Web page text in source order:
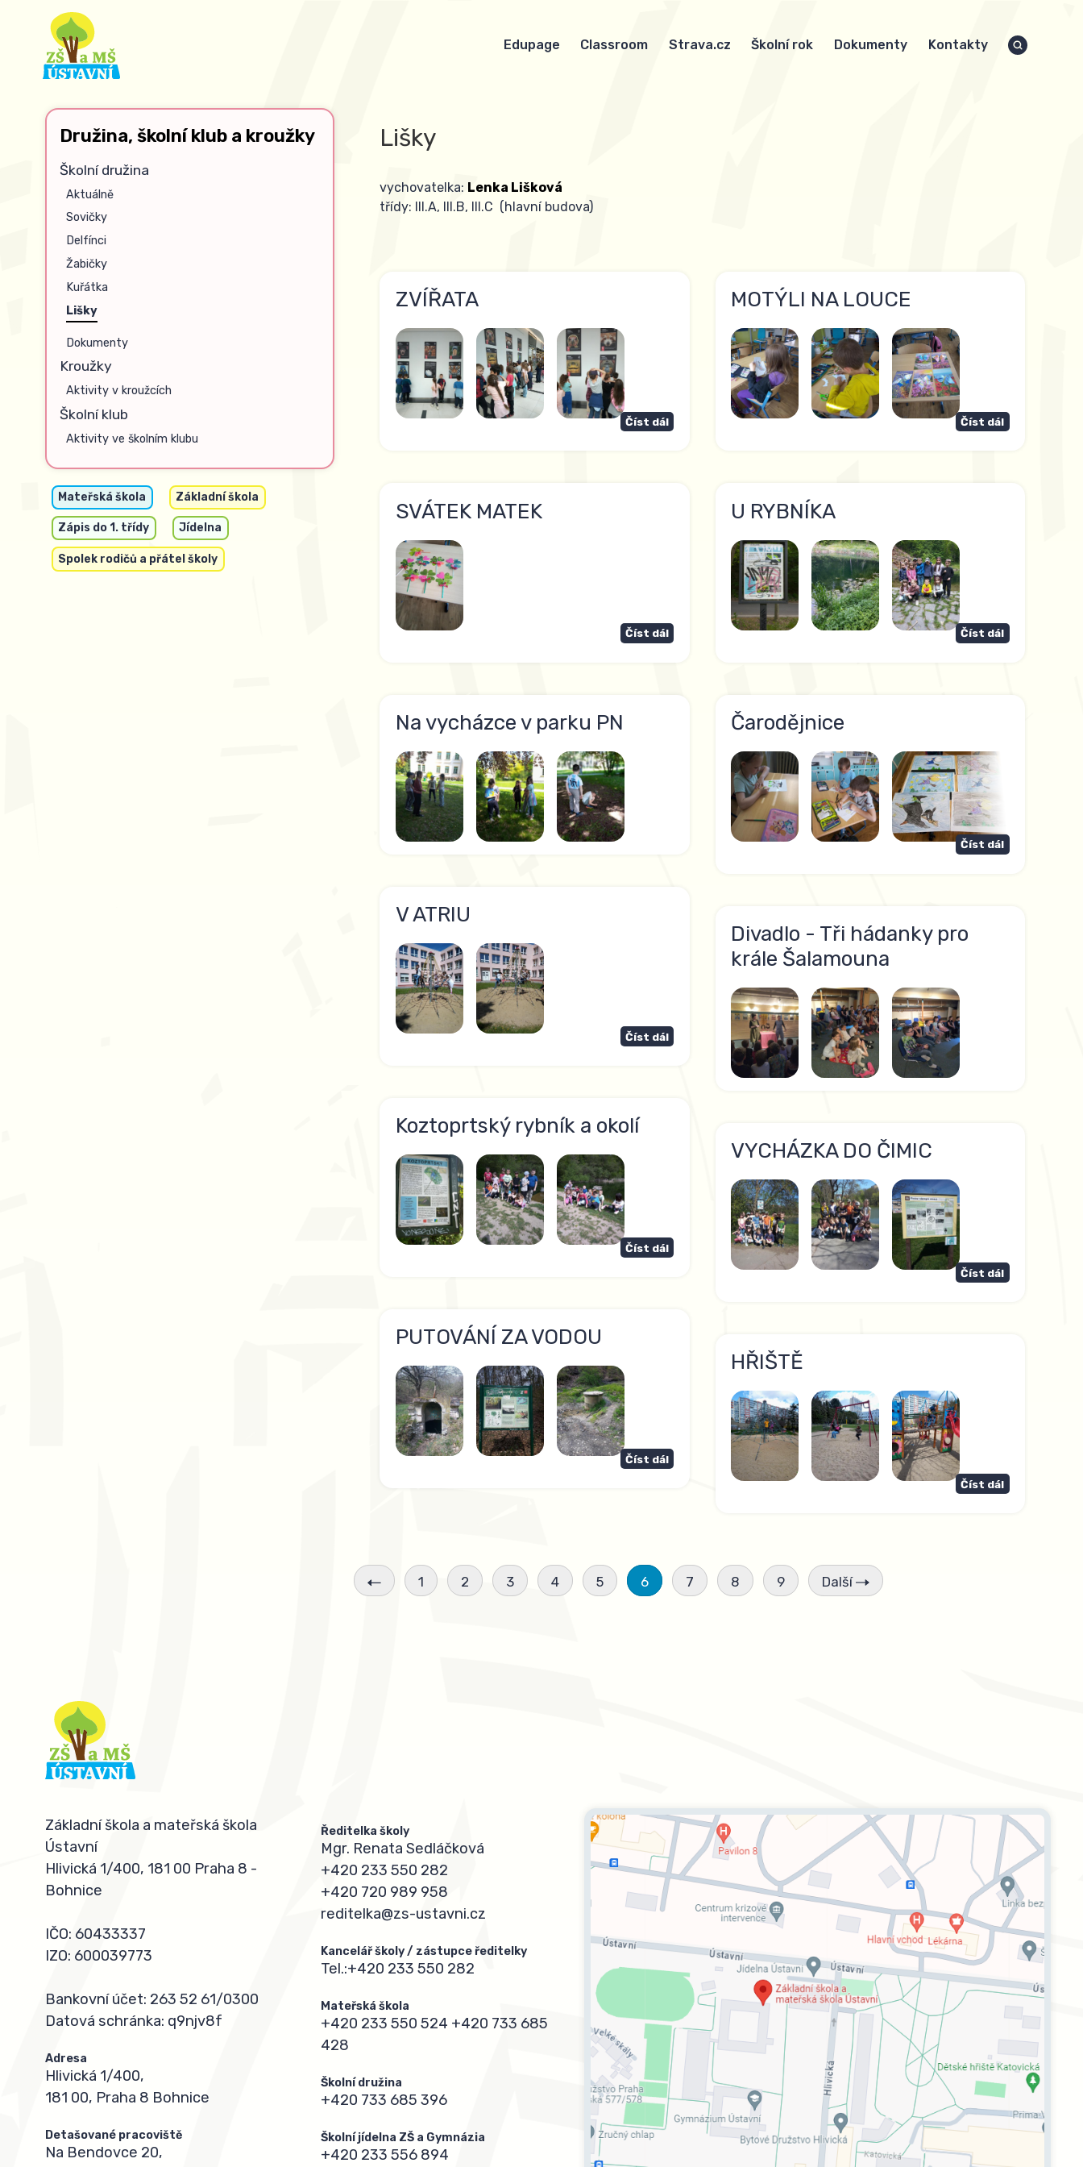
Edupage Classroom Strava.cz Školní rok Dokumenty Kontakty
Družina, školní klub a kroužky
Školní družina
Aktuálně
Sovičky
Delfínci
Žabičky
Kuřátka
Lišky
Dokumenty
Kroužky
Aktivity v kroužcích
Školní klub
Aktivity ve školním klubu
Mateřská škola Základní škola
Zápis do 1. třídy Jídelna
Spolek rodičů a přátel školy
Lišky
vychovatelka: Lenka Lišková
třídy: III.A, III.B, III.C (hlavní budova)
ZVÍŘATA
Číst dál
MOTÝLI NA LOUCE
Číst dál
SVÁTEK MATEK
Číst dál
U RYBNÍKA
Číst dál
Na vycházce v parku PN Čarodějnice
Číst dál
V ATRIU
Číst dál
Divadlo - Tři hádanky pro
krále Šalamouna
Koztoprtský rybník a okolí
Číst dál
VYCHÁZKA DO ČIMIC
Číst dál
PUTOVÁNÍ ZA VODOU
Číst dál
HŘIŠTĚ
Číst dál
1 2 3 4 5 6 7 8 9 Další
Základní škola a mateřská škola
Ústavní
Hlivická 1/400, 181 00 Praha 8 -
Bohnice
IČO: 60433337
IZO: 600039773
Bankovní účet: 263 52 61/0300
Datová schránka: q9njv8f
Adresa
Hlivická 1/400,
181 00, Praha 8 Bohnice
Detašované pracoviště
Na Bendovce 20,
Ředitelka školy
Mgr. Renata Sedláčková
+420 233 550 282
+420 720 989 958
reditelka@zs-ustavni.cz
Kancelář školy / zástupce ředitelky
Tel.:+420 233 550 282
Mateřská škola
+420 233 550 524 +420 733 685
428
Školní družina
+420 733 685 396
Školní jídelna ZŠ a Gymnázia
+420 233 556 894